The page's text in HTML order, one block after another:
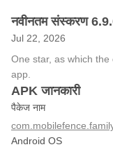
नवीनतम संस्करण
Jul 22, 2026
One star, as which
app.
APK जानकारी
पैकेज नाम
Android OS